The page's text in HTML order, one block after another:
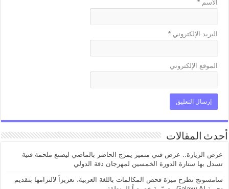
الاسم*
البريد الإلكتروني*
الموقع الإلكتروني
أحدث المقالات
عرض الزيارة.. عرض فني متميز يمزج الحاضر بالماضي ليصنع ملحمة فنية
تسدل بها ستارة الدورة الخمسين لمهرجان دقة الدولي
سامسونج تطرح ميزة فحص المكالمات باللغة العربية، تعزيزاً لالتزامها بتقديم